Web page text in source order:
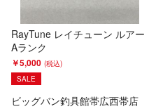
RayTune レイチューン ルアー
Aランク
￥5,000
SALE
ビッグバン釣具館帯広西帯店